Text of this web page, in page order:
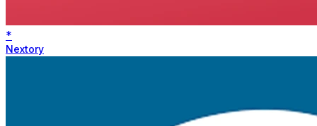
*
Nextory